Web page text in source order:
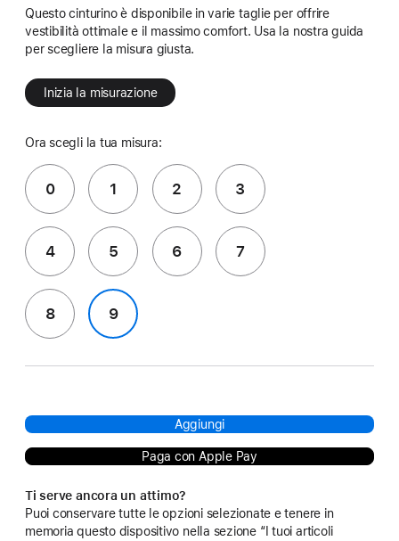
Questo cinturino è disponibile in varie taglie per offrire
vestibilità ottimale e il massimo comfort. Usa la nostra guida
per scegliere la misura giusta.
Inizia la misurazione
Ora scegli la tua misura:
0 1 2 3
4 5 6 7
8 9
Aggiungi
Paga con Apple Pay
Ti serve ancora un attimo?
Puoi conservare tutte le opzioni selezionate e tenere in
memoria questo dispositivo nella sezione “I tuoi articoli